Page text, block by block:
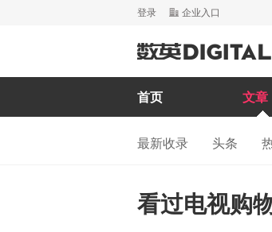
登录 企业入口
首页 文章
最新收录 头条
看过电视购